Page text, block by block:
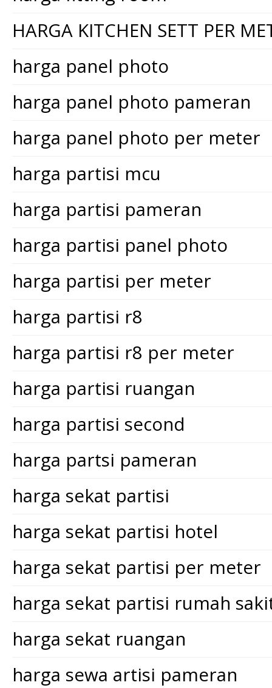
HARGA KITCHEN SETT PER
harga panel photo
harga panel photo pameran
harga panel photo per meter
harga partisi mcu
harga partisi pameran
harga partisi panel photo
harga partisi per meter
harga partisi r8
harga partisi r8 per meter
harga partisi ruangan
harga partisi second
harga partsi pameran
harga sekat partisi
harga sekat partisi hotel
harga sekat partisi per meter
harga sekat partisi rumah
harga sekat ruangan
harga sewa artisi pameran